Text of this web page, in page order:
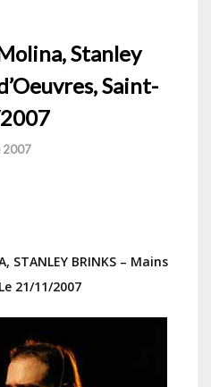
Stanley
Saint-
2007
STANLEY BRINKS – Mains
21/11/2007